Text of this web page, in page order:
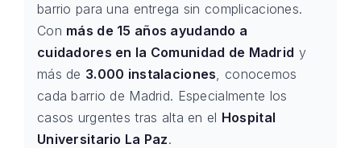
barrio para una entrega sin complicaciones.
Con más de 15 años ayudando a
cuidadores en la Comunidad de Madrid y
más de 3.000 instalaciones, conocemos
cada barrio de Madrid. Especialmente los
casos urgentes tras alta en el Hospital
Universitario La Paz.